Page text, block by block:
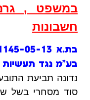
במשפט ,
חשבונות
בע"מ נגד תעשיות
נדונה תביעת
סוד מסחרי בשל